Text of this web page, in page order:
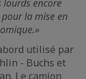
lourds encore
la mise en
utilisé par
- Buchs et
Le camion